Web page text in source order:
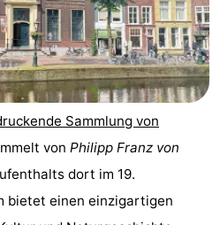
Sammlung von
von Philipp Franz von
dort im 19.
bietet einen einzigartigen